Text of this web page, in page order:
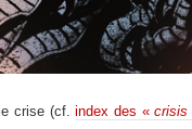
crise (cf.index des «crisis